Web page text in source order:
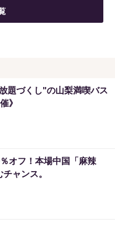
題づくし"の山梨満喫バス
》
オフ！本場中国「麻辣
ャンス。